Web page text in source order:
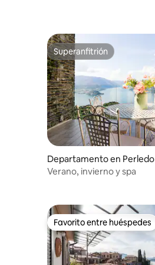
Superanfitrión
Superanfitrión
Departamento en Perledo
Verano, invierno y spa
Favorito entre huéspedes
Favorito entre huéspedes